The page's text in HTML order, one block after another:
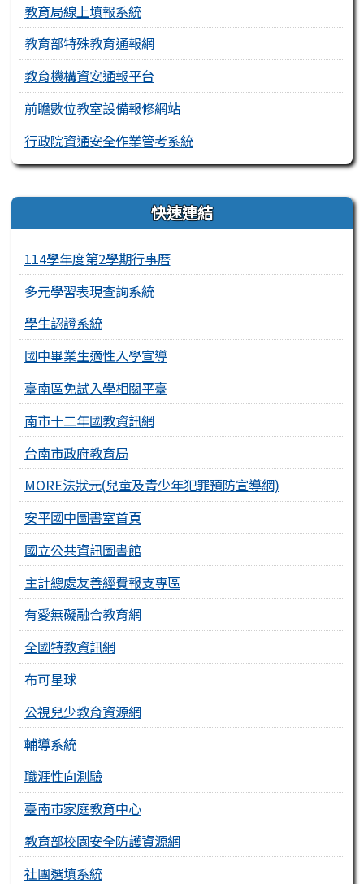
教育局線上填報系統
教育部特殊教育通報網
教育機構資安通報平台
前瞻數位教室設備報修網站
行政院資通安全作業管考系統
右邊區域內容 快速連結
114學年度第2學期行事曆
多元學習表現查詢系統
學生認證系統
國中畢業生適性入學宣導
臺南區免試入學相關平臺
南市十二年國教資訊網
台南市政府教育局
MORE法狀元(兒童及青少年犯罪預防宣導網)
安平國中圖書室首頁
國立公共資訊圖書館
主計總處友善經費報支專區
有愛無礙融合教育網
全國特教資訊網
布可星球
公視兒少教育資源網
輔導系統
職涯性向測驗
臺南市家庭教育中心
教育部校園安全防護資源網
社團選填系統